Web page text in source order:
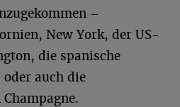
–
New York, der US-
die spanische
auch die